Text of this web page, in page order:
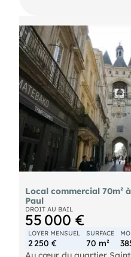
Prix de cession
000 €
Prix de cession hors
€
Honoraires d'agence
HT + 1 760 € TVA, soit 10
, : ,
- EI
- 809 004 138
Local commercial 70m²
Paul
DROIT AU BAIL
55 000 €
LOYER MENSUEL
2 250 €
SURFACE
70 m²